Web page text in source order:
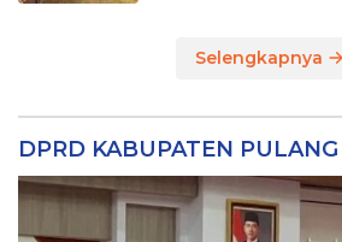
Selengkapnya
DPRD KABUPATEN